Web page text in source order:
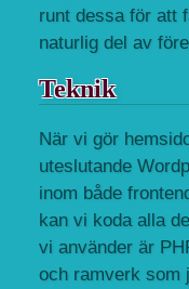
runt dessa för att
naturlig del av
Teknik
När vi gör
uteslutande
inom både
kan vi koda alla
vi använder är
och ramverk som